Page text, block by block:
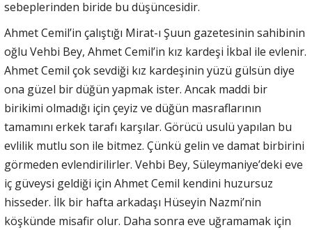
sebeplerinden biride bu düşüncesidir.
Ahmet Cemil’in çalıştığı Mirat-ı Şuun gazetesinin sahibinin
oğlu Vehbi Bey, Ahmet Cemil’in kız kardeşi İkbal ile evlenir.
Ahmet Cemil çok sevdiği kız kardeşinin yüzü gülsün diye
ona güzel bir düğün yapmak ister. Ancak maddi bir
birikimi olmadığı için çeyiz ve düğün masraflarının
tamamını erkek tarafı karşılar. Görücü usulü yapılan bu
evlilik mutlu son ile bitmez. Çünkü gelin ve damat birbirini
görmeden evlendirilirler. Vehbi Bey, Süleymaniye’deki eve
iç güveysi geldiği için Ahmet Cemil kendini huzursuz
hisseder. İlk bir hafta arkadaşı Hüseyin Nazmi’nin
köşkünde misafir olur. Daha sonra eve uğramamak için